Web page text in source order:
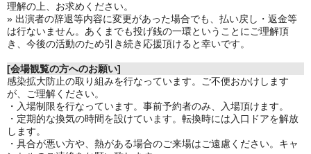
理解の上、お求めください。
» 出演者の辞退等内容に変更があった場合でも、払い戻し・返金等
は行ないません。あくまでも投げ銭の一環ということにご理解頂
き、今後の活動のため引き続き応援頂けると幸いです。
[会場観覧の方へのお願い]
感染拡大防止の取り組みを行なっています。ご不便おかけします
が、ご理解ください。
・入場制限を行なっています。事前予約者のみ、入場頂けます。
・定期的な換気の時間を設けています。転換時には入口ドアを解放
します。
・具合が悪い方や、熱がある場合のご来場はご遠慮ください。キャ